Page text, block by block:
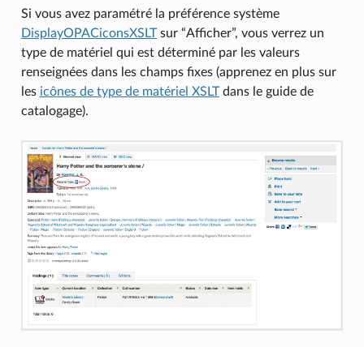
Si vous avez paramétré la préférence système
DisplayOPACiconsXSLTsur “Afficher”, vous verrez un
type de matériel qui est déterminé par les valeurs
renseignées dans les champs fixes (apprenez en plus sur
les icônes de type de matériel XSLTdans le guide de
catalogage).